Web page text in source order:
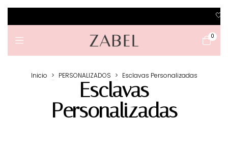
🤍 JOYAS
0
Inicio > PERSONALIZADOS > Esclavas Personalizadas
Esclavas
Personalizadas